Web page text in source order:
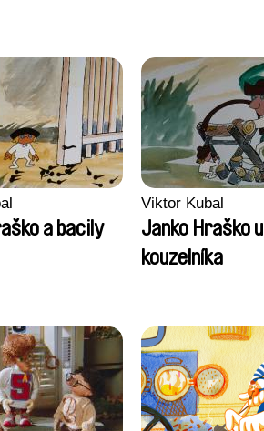
a bacily
Viktor Kubal
Janko Hraško u
kouzelníka